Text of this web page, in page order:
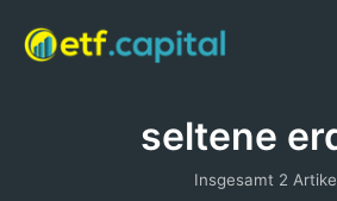
seltene
Insgesamt 2